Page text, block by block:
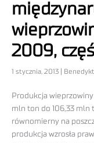
2009,
1 stycznia, 2013 |
Produkcja wieprzowiny
mln ton do 106,33 mln
równomierny na
produkcja wzrosła